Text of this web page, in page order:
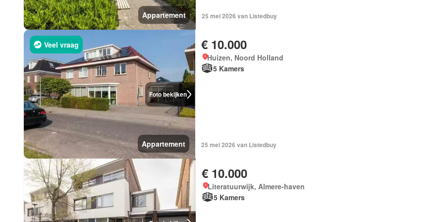
Appartement 25 mei 2026 van Listedbuy
Foto bekijken
Veel vraag
Appartement
€ 10.000
Huizen, Noord Holland
5 Kamers
25 mei 2026 van Listedbuy
€ 10.000
Literatuurwijk, Almere-haven
5 Kamers